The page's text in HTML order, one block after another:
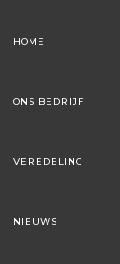
HOME
ONS BEDRIJF
VEREDELING
NIEUWS